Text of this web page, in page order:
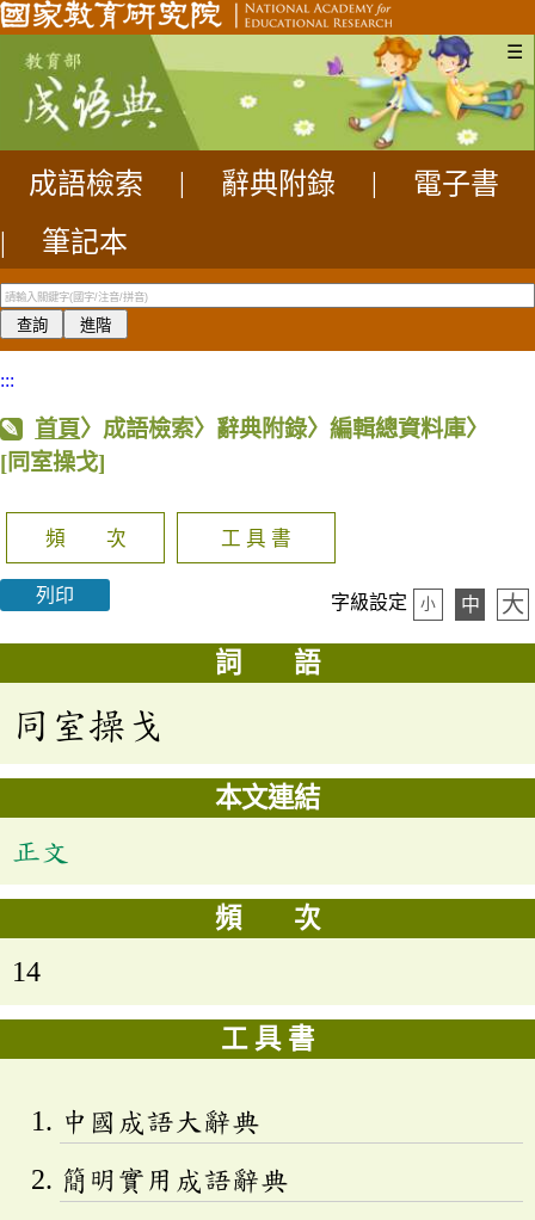
☰
成語檢索 辭典附錄
電子書
|
筆記本
:::
首頁〉成語檢索〉辭典附錄〉編輯總資料庫〉
[同室操戈]
頻 次 工 具 書
列印 字級設定 小 中 大
詞 語
同室操戈
本文連結
正文
頻 次
14
工 具 書
中國成語大辭典
簡明實用成語辭典